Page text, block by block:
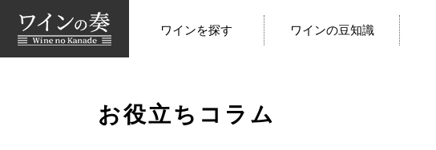
ワインを探す ワインの豆知識
お役立ちコラム